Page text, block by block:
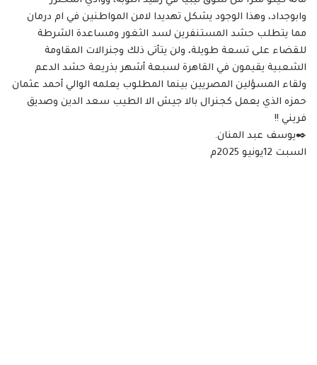
وابوجداد، وهذا الوجود يشكل تهديدا لامن المواطنين في ام درمان
مما يتطلب حشد المستنفرين لسد الثغور ومساعدة الشرطة
للقضاء على تسعة طويلة، ولن يتأتى ذلك وجنرالات المقاومة
الشعبية يقيمون في القاهرة لسبعة أشهر بذريعة حشد الدعم
ولقاء المسؤلين المصريين بينما المطلوب يعلمه الوالي أحمد عثمان
حمزه الذي يعمل كجنرال بالا جيش الا الطيب سعد الدين وصديق
فريني !!
✒️يوسف عبد المنان.
السبت 12يونيو 2025م